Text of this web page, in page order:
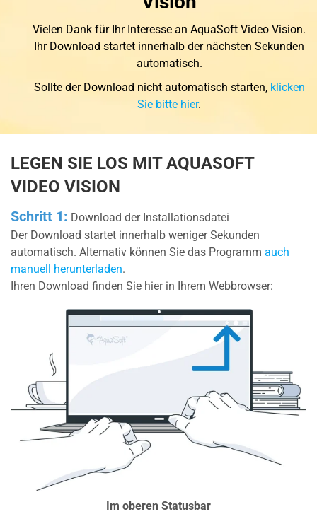
Vielen Dank für Ihr Interesse an AquaSoft Video Vision.
Ihr Download startet innerhalb der nächsten Sekunden
automatisch.
Sollte der Download nicht automatisch starten, klicken
Sie bitte hier.
LEGEN SIE LOS MIT AQUASOFT
VIDEO VISION
Schritt 1: Download der Installationsdatei
Der Download startet innerhalb weniger Sekunden
automatisch. Alternativ können Sie das Programm auch
manuell herunterladen.
Ihren Download finden Sie hier in Ihrem Webbrowser:
Im oberen Statusbar